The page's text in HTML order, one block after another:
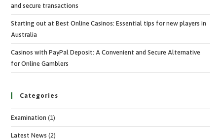
and secure transactions
Starting out at Best Online Casinos: Essential tips for new players in
Australia
Casinos with PayPal Deposit: A Convenient and Secure Alternative
for Online Gamblers
Categories
Examination (1)
Latest News (2)